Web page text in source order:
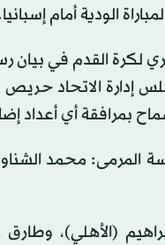
الودية أمام
إدارة الاتحاد
بمرافقة أي أعداد
المرمى: محمد
(الأهلي)،